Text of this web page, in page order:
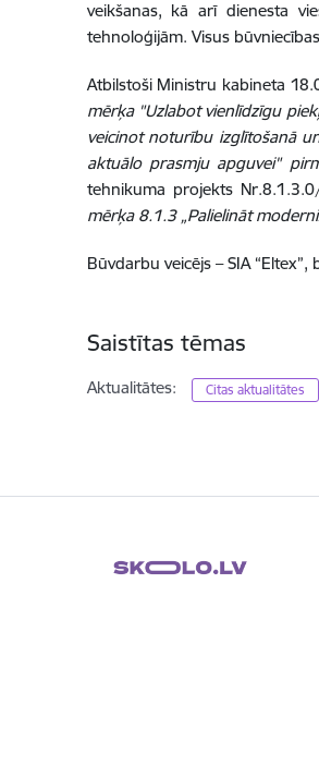
veikšanas, kā arī dienesta
tehnoloģijām. Visus
Atbilstoši Ministru kabineta
mērķa "Uzlabot vienlīdzīgu
veicinot noturību izglītošanā
aktuālo prasmju apguvei"
tehnikuma projekts
mērķa 8.1.3 „Palielināt
Būvdarbu veicējs – SIA
Saistītas tēmas
Aktualitātes: Citas aktualitātes